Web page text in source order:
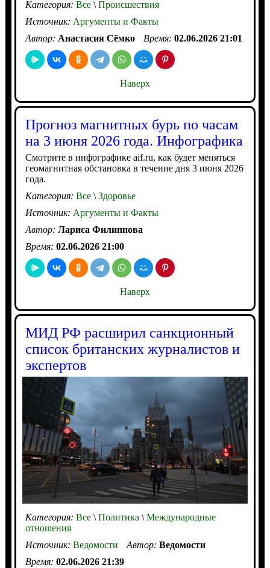
Категория: Все\Происшествия
Источник: Аргументы и Факты
Автор: Анастасия Сёмко Время: 02.06.2026 21:01
Наверх
Прогноз магнитных бурь по часам
на 3 июня 2026 года. Инфографика
Смотрите в инфографике aif.ru, как будет меняться
геомагнитная обстановка в течение дня 3 июня 2026
года.
Категория: Все\Здоровье
Источник: Аргументы и Факты
Автор: Лариса Филиппова
Время: 02.06.2026 21:00
Наверх
МИД РФ расширил санкционный
список британских журналистов и
экспертов
Категория: Все\Политика \Международные
отношения
Источник: Ведомости Автор: Ведомости
Время: 02.06.2026 21:39